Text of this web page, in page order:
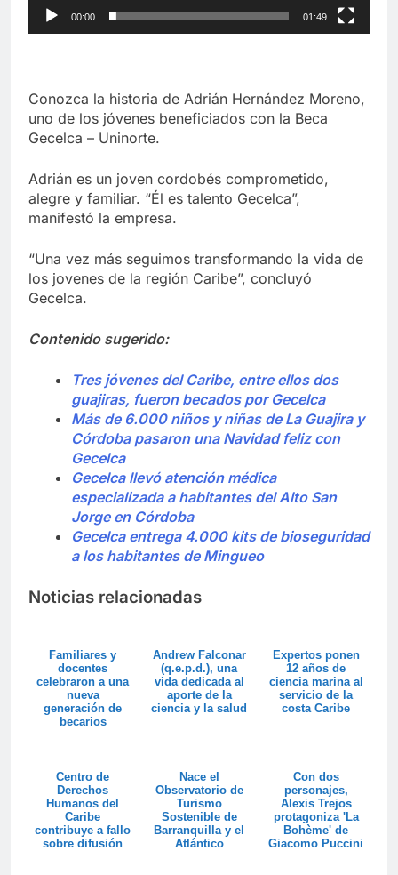
00:00 01:49
Conozca la historia de Adrián Hernández Moreno,
uno de los jóvenes beneficiados con la Beca
Gecelca – Uninorte.
Adrián es un joven cordobés comprometido,
alegre y familiar. “Él es talento Gecelca”,
manifestó la empresa.
“Una vez más seguimos transformando la vida de
los jovenes de la región Caribe”, concluyó
Gecelca.
Contenido sugerido:
Tres jóvenes del Caribe, entre ellos dos
guajiras, fueron becados por Gecelca
Más de 6.000 niños y niñas de La Guajira y
Córdoba pasaron una Navidad feliz con
Gecelca
Gecelca llevó atención médica
especializada a habitantes del Alto San
Jorge en Córdoba
Gecelca entrega 4.000 kits de bioseguridad
a los habitantes de Mingueo
Noticias relacionadas
Familiares y
docentes
celebraron a una
nueva
generación de
becarios
Andrew Falconar
(q.e.p.d.), una
vida dedicada al
aporte de la
ciencia y la salud
Expertos ponen
12 años de
ciencia marina al
servicio de la
costa Caribe
Centro de
Derechos
Humanos del
Caribe
contribuye a fallo
sobre difusión
Nace el
Observatorio de
Turismo
Sostenible de
Barranquilla y el
Atlántico
Con dos
personajes,
Alexis Trejos
protagoniza 'La
Bohème' de
Giacomo Puccini